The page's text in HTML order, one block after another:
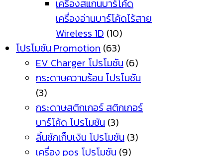
เครื่องสแกนบาร์โค้ด
เครื่องอ่านบาร์โค้ดไร้สาย
Wireless 1D (10)
โปรโมชัน Promotion (63)
EV Charger โปรโมชัน (6)
กระดาษความร้อน โปรโมชัน
(3)
กระดาษสติกเกอร์ สติกเกอร์
บาร์โค้ด โปรโมชัน (3)
ลิ้นชักเก็บเงิน โปรโมชัน (3)
เครื่อง pos โปรโมชัน (9)